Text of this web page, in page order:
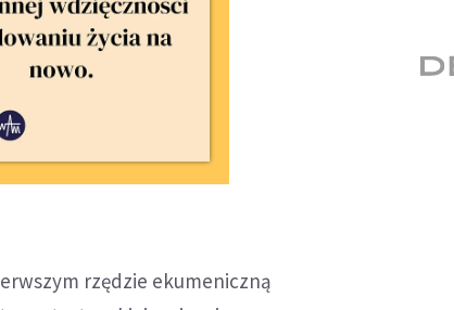
rzędzie ekumeniczną